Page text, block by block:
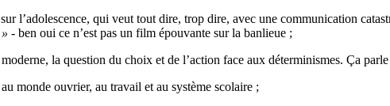
l’adolescence, qui veut tout dire, trop dire, avec une communication
- ben oui ce n’est pas un film épouvante sur la banlieue ;
la question du choix et de l’action face aux déterminismes. Ça
monde ouvrier, au travail et au système scolaire ;